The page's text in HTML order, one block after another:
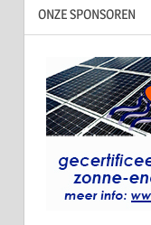
ONZE SPONSOREN